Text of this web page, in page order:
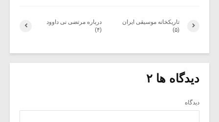
درباره مرتضی نی داوود
(۴)
تاریکخانه موسیقی ایران
(۵)
دیدگاه ها ۲
دیدگاه